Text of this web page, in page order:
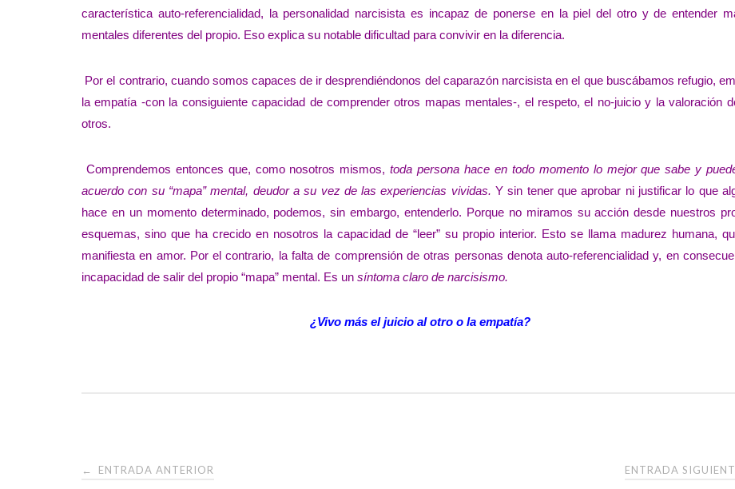
característica auto-referencialidad, la personalidad narcisista es incapaz de ponerse en la piel del otro y de entender
mentales diferentes del propio. Eso explica su notable dificultad para convivir en la diferencia.
Por el contrario, cuando somos capaces de ir desprendiéndonos del caparazón narcisista en el que buscábamos refugio,
la empatía -con la consiguiente capacidad de comprender otros mapas mentales-, el respeto, el no-juicio y la valoración
otros.
Comprendemos entonces que, como nosotros mismos,toda persona hace en todo momento lo mejor que sabe y
acuerdo con su “mapa” mental, deudor a su vez de las experiencias vividas.Y sin tener que aprobar ni justificar lo que
hace en un momento determinado, podemos, sin embargo, entenderlo. Porque no miramos su acción desde nuestros
esquemas, sino que ha crecido en nosotros la capacidad de “leer” su propio interior. Esto se llama madurez humana,
manifiesta en amor. Por el contrario, la falta de comprensión de otras personas denota auto-referencialidad y, en
incapacidad de salir del propio “mapa” mental. Es un síntoma claro de narcisismo.
¿Vivo más el juicio al otro o la empatía?
Navegación
← ENTRADA ANTERIOR ENTRADA